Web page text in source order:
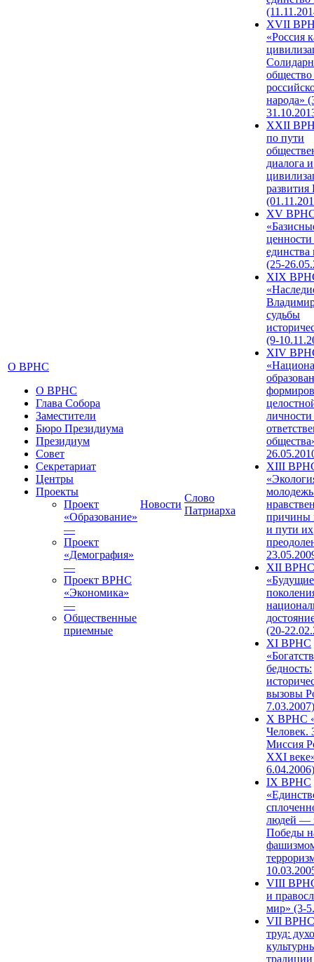
О ВРНС
О ВРНС
Глава Собора
Заместители
Бюро Президиума
Президиум
Совет
Секретариат
Центры
Проекты
Проект
«Образование»
—
Проект
«Демография»
—
Проект ВРНС
«Экономика»
—
Общественные
приемные
Новости
Слово
Патриарха
XVII
«Россия
народа»
XXII
по пути
диалога и
развития
XV
единства
(25-
XIX
судьбы
(9-
XIV
XIII
причины
и пути их
XII ВРНС
«Будущие
(20-
XI ВРНС
бедность:
вызовы
7.03.2007)
X ВРНС
Человек.
Миссия
XXI
6.04.2006)
IX ВРНС
людей —
Победы
VIII
и
мир» (3-
VII ВРНС
труд: